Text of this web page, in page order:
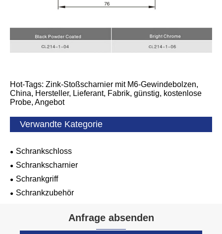
Hot-Tags: Zink-Stoßscharnier mit M6-Gewindebolzen,
China, Hersteller, Lieferant, Fabrik, günstig, kostenlose
Probe, Angebot
Verwandte Kategorie
Schrankschloss
Schrankscharnier
Schrankgriff
Schrankzubehör
Anfrage absenden